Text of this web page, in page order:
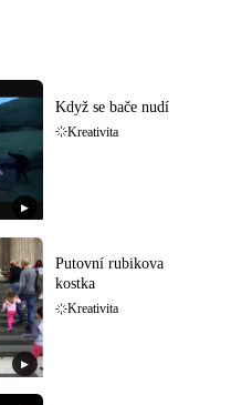
▶
Když se bače nudí
Kreativita
▶
Putovní rubikova
kostka
Kreativita